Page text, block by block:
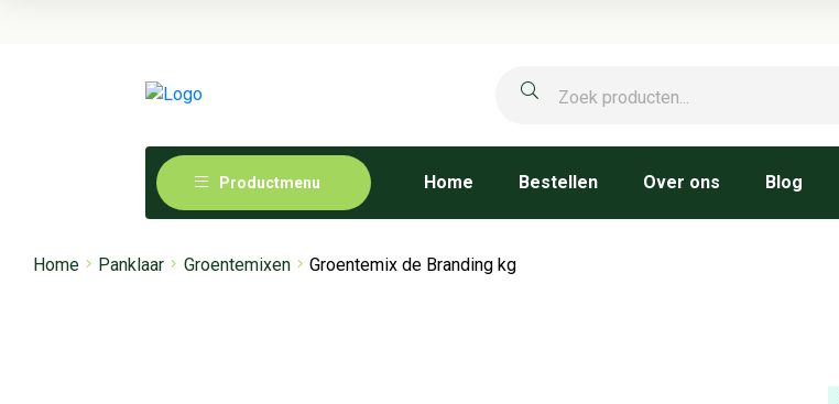
Productmenu Home Bestellen Over ons Blog
Home Panklaar Groentemixen Groentemix de Branding kg